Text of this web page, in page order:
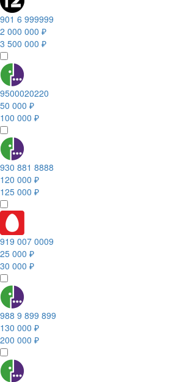
901 6 999999
2 000 000 ₽
3 500 000 ₽
9500020220
50 000 ₽
100 000 ₽
930 881 8888
120 000 ₽
125 000 ₽
919 007 0009
25 000 ₽
30 000 ₽
988 9 899 899
130 000 ₽
200 000 ₽